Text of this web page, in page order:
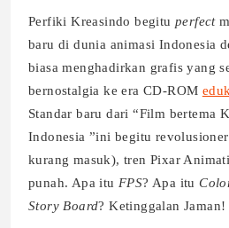
Perfiki Kreasindo begitu perfect
baru di dunia animasi Indonesia
biasa menghadirkan grafis yang
bernostalgia ke era CD-ROM
Standar baru dari “Film bertema
Indonesia ”ini begitu
kurang masuk), tren Pixar
punah. Apa ituFPS? Apa itu
Story Board? Ketinggalan Jaman!